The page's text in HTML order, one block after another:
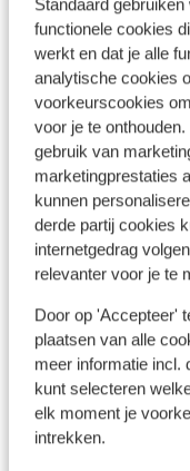
Standaard
functionele cookies
werkt en dat je alle
analytische cookies
voorkeurscookies
voor je te
gebruik van
marketingprestaties
kunnen
derde partij cookies
internetgedrag
relevanter voor je te
Door op 'Accepteer'
plaatsen van alle
meer informatie incl.
kunt selecteren
elk moment je
intrekken.
Afstanden
Centrum: 500 m
Luchthaven: 99 km
Treinstation: 63
Afstand tot
Skilift: 100 m
Afstand tot
Skipas, -les